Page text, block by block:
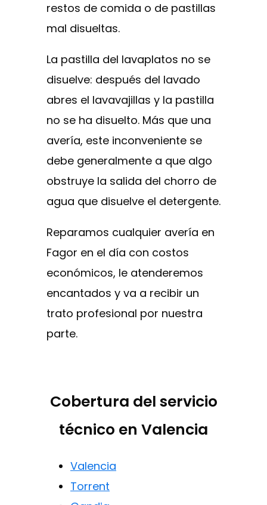
restos de comida o de pastillas
mal disueltas.
La pastilla del lavaplatos no se
disuelve: después del lavado
abres el lavavajillas y la pastilla
no se ha disuelto. Más que una
avería, este inconveniente se
debe generalmente a que algo
obstruye la salida del chorro de
agua que disuelve el detergente.
Reparamos cualquier avería en
Fagor en el día con costos
económicos, le atenderemos
encantados y va a recibir un
trato profesional por nuestra
parte.
Cobertura del servicio
técnico en Valencia
Valencia
Torrent